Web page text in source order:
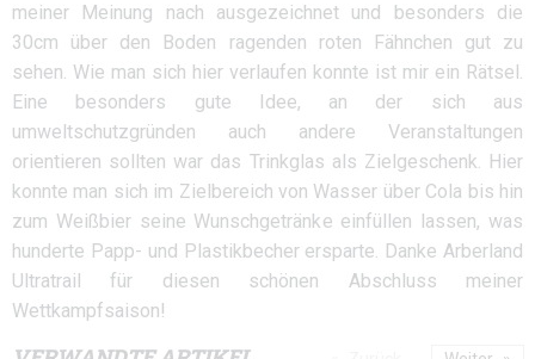
meiner Meinung nach ausgezeichnet und besonders die
30cm über den Boden ragenden roten Fähnchen gut zu
sehen. Wie man sich hier verlaufen konnte ist mir ein Rätsel.
Eine besonders gute Idee, an der sich aus
umweltschutzgründen auch andere Veranstaltungen
orientieren sollten war das Trinkglas als Zielgeschenk. Hier
konnte man sich im Zielbereich von Wasser über Cola bis hin
zum Weißbier seine Wunschgetränke einfüllen lassen, was
hunderte Papp- und Plastikbecher ersparte. Danke Arberland
Ultratrail für diesen schönen Abschluss meiner
Wettkampfsaison!